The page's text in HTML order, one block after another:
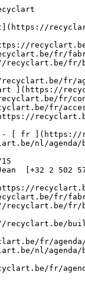
Recyclart
fr/
fr/
](https://
fr/
fr/
nl/agenda/
fr/
fr/
nl/agenda/